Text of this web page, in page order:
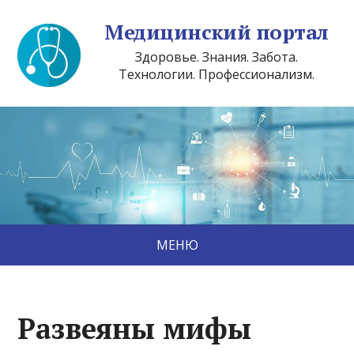
Медицинский портал
Здоровье. Знания. Забота.
Технологии. Профессионализм.
МЕНЮ
Развеяны мифы